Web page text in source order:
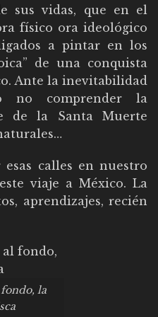
sus vidas, que en el
físico ora ideológico
a pintar en los
de una conquista
Ante la inevitabilidad
no comprender la
de la Santa Muerte
calles en nuestro
viaje a México. La
aprendizajes, recién
la